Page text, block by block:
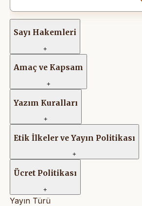
Sayı Hakemleri
+
Amaç ve Kapsam
+
Yazım Kuralları
+
Etik İlkeler ve Yayın Politikası
+
Ücret Politikası
+
Yayın Türü